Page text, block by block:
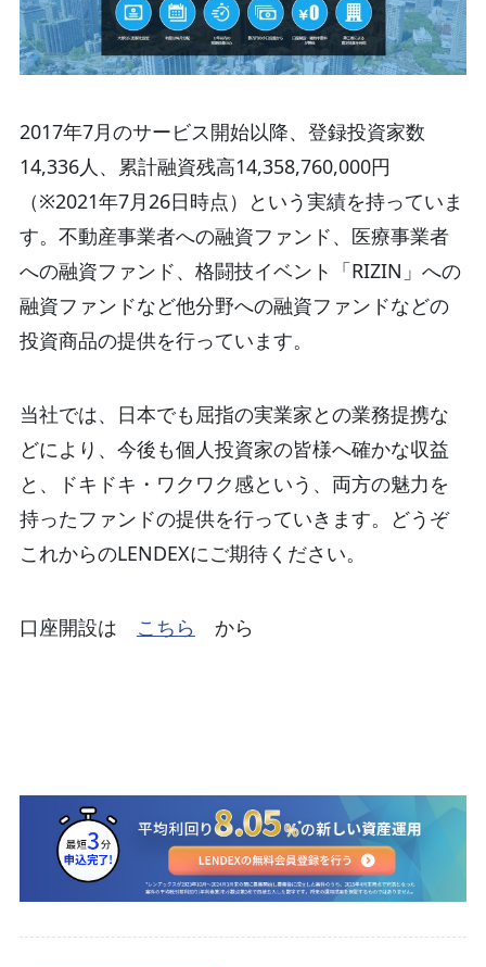
2017年7月のサービス開始以降、登録投資家数
14,336人、累計融資残高14,358,760,000円
（※2021年7月26日時点）という実績を持っていま
す。不動産事業者への融資ファンド、医療事業者
への融資ファンド、格闘技イベント「RIZIN」への
融資ファンドなど他分野への融資ファンドなどの
投資商品の提供を行っています。
当社では、日本でも屈指の実業家との業務提携な
どにより、今後も個人投資家の皆様へ確かな収益
と、ドキドキ・ワクワク感という、両方の魅力を
持ったファンドの提供を行っていきます。どうぞ
これからのLENDEXにご期待ください。
口座開設は こちら から